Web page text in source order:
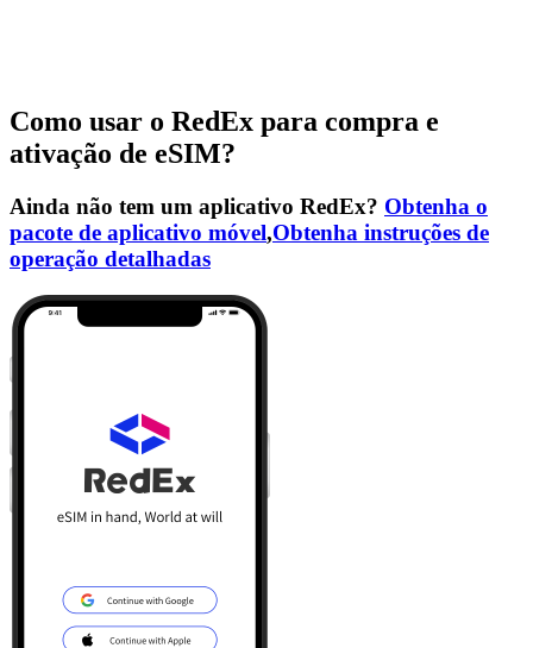
Como usar o RedEx para compra e
ativação de eSIM?
Ainda não tem um aplicativo RedEx? Obtenha o
pacote de aplicativo móvel,Obtenha instruções de
operação detalhadas